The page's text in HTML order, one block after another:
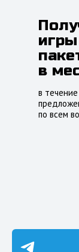
в
по всем
в